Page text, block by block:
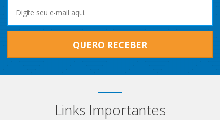
QUERO RECEBER
Links Importantes